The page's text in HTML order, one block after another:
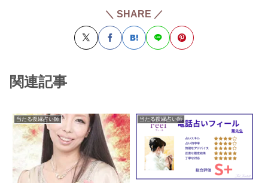
＼ SHARE ／
関連記事
当たる復縁占い師 当たる復縁占い師